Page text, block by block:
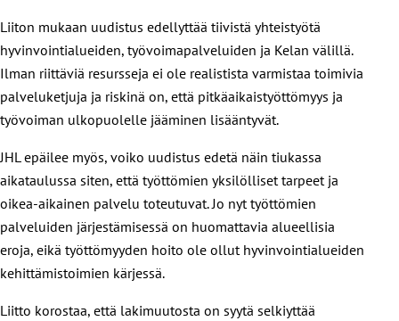
Liiton mukaan uudistus edellyttää tiivistä yhteistyötä
hyvinvointialueiden, työvoimapalveluiden ja Kelan välillä.
Ilman riittäviä resursseja ei ole realistista varmistaa toimivia
palveluketjuja ja riskinä on, että pitkäaikaistyöttömyys ja
työvoiman ulkopuolelle jääminen lisääntyvät.
JHL epäilee myös, voiko uudistus edetä näin tiukassa
aikataulussa siten, että työttömien yksilölliset tarpeet ja
oikea-aikainen palvelu toteutuvat. Jo nyt työttömien
palveluiden järjestämisessä on huomattavia alueellisia
eroja, eikä työttömyyden hoito ole ollut hyvinvointialueiden
kehittämistoimien kärjessä.
Liitto korostaa, että lakimuutosta on syytä selkiyttää